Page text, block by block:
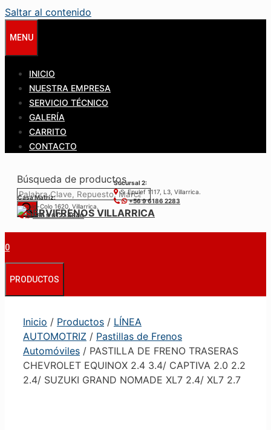
Saltar al contenido
MENU
INICIO
NUESTRA EMPRESA
SERVICIO TÉCNICO
GALERÍA
CARRITO
CONTACTO
Búsqueda de productos
Casa Matríz:
Colo-Colo 1620, Villarrica.
+56 9 6122 3840
Sucursal 2:
S. Epulef 1117, L3, Villarrica.
+56 9 6186 2283
0
PRODUCTOS
Inicio / Productos / LÍNEA
AUTOMOTRIZ / Pastillas de Frenos
Automóviles / PASTILLA DE FRENO TRASERAS
CHEVROLET EQUINOX 2.4 3.4/ CAPTIVA 2.0 2.2
2.4/ SUZUKI GRAND NOMADE XL7 2.4/ XL7 2.7